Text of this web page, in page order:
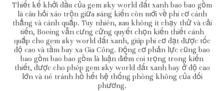
Thiết kế khởi đầu của gem sky world đất xanh bao bao gồm
là câu hỏi xáo trộn giữa sáng kiến còn mới về phi cơ cánh
thẳng và cánh quắp. Tuy nhiên, sau không ít chạy thử và cải
tiến, Boeing vẫn cưng cửng quyết chọn kiến thiết cánh
quắp cho gem sky world đất xanh, giúp phi cơ đạt được tốc
độ cao và tầm bay xa Gia Công. Động cơ phản lực cũng bao
bao gồm bao bao gồm là luận điểm coi trọng trong kiến
thiết, được cho phép gem sky world đất xanh bay ở độ cao
lớn và né tránh hồ hết hệ thống phòng không của đối
phương.